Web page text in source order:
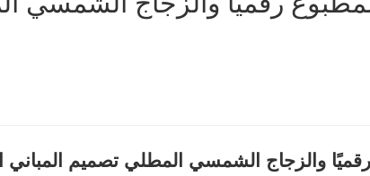
والزجاج الشمسي المطلي تصميم المباني